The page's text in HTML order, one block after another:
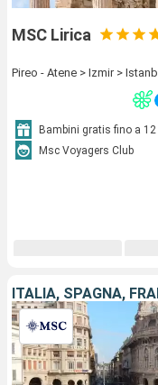
MSC Lirica
Pireo - Atene > Izmir >
Bambini gratis fino a 12
Msc Voyagers Club
ITALIA, SPAGNA,